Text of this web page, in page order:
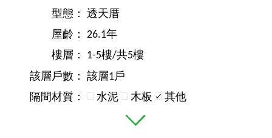
型態：
透天厝
屋齡：
26.1年
樓層：
1-5樓/共5樓
該層戶數：
該層1戶
隔間材質：
水泥 木板 其他